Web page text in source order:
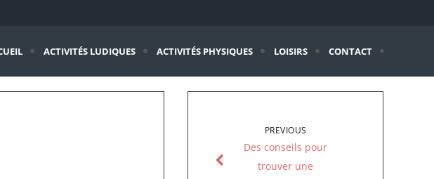
ACTIVITÉS LUDIQUES ACTIVITÉS PHYSIQUES LOISIRS CONTACT
PREVIOUS
Des conseils pour
trouver une